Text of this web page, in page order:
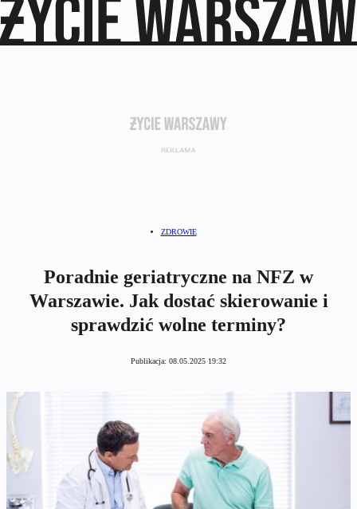
ZDROWIE
Poradnie geriatryczne na NFZ w
Warszawie. Jak dostać skierowanie i
sprawdzić wolne terminy?
Publikacja: 08.05.2025 19:32